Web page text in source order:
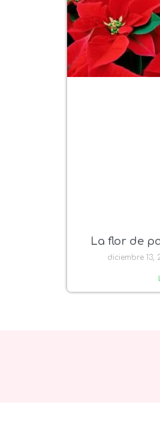
La flor de
diciembre 13,